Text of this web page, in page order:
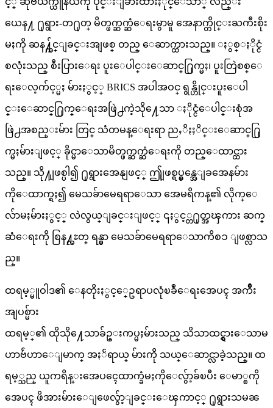
ယေန႔ ႐ုရွား-တ႐ုတ္ မိတ္ဖက္ဆက္ဆံေရးမွာမူ အေနာက္တိုင္းႀကီးစိုး
မႈကို ဆန႔္က်င္ျခင္းအျဖစ္ တည္ ေဆာက္ထားသည္။ ႏွစ္ႏိုင္ငံ
စလုံးသည္ စီးပြားေရး ပူးေပါင္းေဆာင္႐ြက္မႈ၊ ပူးတြဲစစ္ေ
ရးေလ့က်င့္မႈ မ်ားႏွင့္ BRICS အပါအဝင္ ရွန္ဟိုင္းပူးေပါ
င္းေဆာင္႐ြက္ေရးအဖြဲ႕ကဲ့သို႔ေသာ ႏိုင္ငံေပါင္းစုံအ
ဖြဲ႕အစည္းမ်ား တြင္ သံတမန္ေရးရာ ညႇိႏႈိင္းေဆာင္႐ြ
က္မႈမ်ားျဖင့္ ခိုင္မာေသာမိတ္ဖက္ဆက္ဆံေရးကို တည္ေထာင္ထား
သည္။ သို႔ျဖစ္ပါ၍ ႐ုရွားအေနျဖင့္ ဤျဖစ္ရပ္မွန္အေျခအေနမ်ား
ကိုေထာက္ရႈ၍ မေသခ်ာမေရရာေသာ အေမရိကန္၏ လိုက္ေ
လ်ာမႈမ်ားႏွင့္ လဲလွယ္ျခင္းျဖင့္ ၎ႏွင့္တ႐ုတ္အၾကား ဆက္
ဆံေရးကို စြန႔္လႊတ္ ရန္မွာ မေသခ်ာမေရရာေသာကိစၥ ျဖစ္လာသ
ည္။
ထရမ့္မူဝါဒ၏ ေနတိုးႏွင့္ဥေရာပလုံၿခဳံေရးအေပၚ အက်ိဳး
အျပစ္မ်ား
ထရမ့္၏ ထိုသို႔ေသာခ်ဥ္းကပ္မႈမ်ားသည္ သိသာထင္ရွားေသာမ
ဟာဗ်ဴဟာေျမာက္ အႏၲရာယ္ မ်ားကို သယ္ေဆာင္လာခဲ့သည္။ ထ
ရမ့္သည္ ယူကရိန္းအေပၚေထာက္ခံမႈကိုေလွ်ာ့ခ်ၿပီး ေမာ္စကို
အေပၚ ဖိအားမ်ားေျဖေလွ်ာ့ျခင္းေၾကာင့္ ႐ုရွားသမၼ